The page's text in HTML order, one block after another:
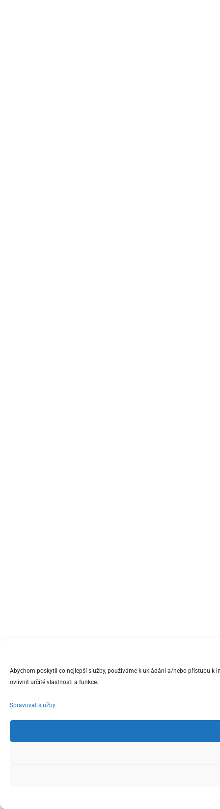
Abychom poskytli co nejlepší služby, používáme k ukládání a/nebo přístupu
ovlivnit určité vlastnosti a funkce.
Spravovat služby